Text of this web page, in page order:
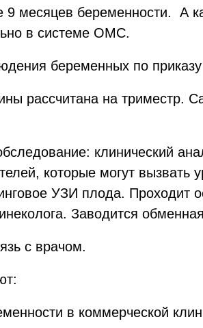
месяцев беременности. А
в системе ОМС.
беременных по
рассчитана на триместр.
клинический
которые могут
УЗИ плода. Проходит
Заводится
с врачом.
в коммерческой